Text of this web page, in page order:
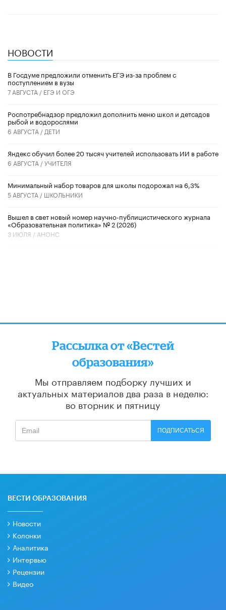
НОВОСТИ
В Госдуме предложили отменить ЕГЭ из-за проблем с
поступлением в вузы
7 АВГУСТА / ЕГЭ И ОГЭ
Роспотребнадзор предложил дополнить меню школ и детсадов
рыбой и водорослями
6 АВГУСТА / ДЕТИ
​Яндекс обучил более 20 тысяч учителей использовать ИИ в работе
6 АВГУСТА /УЧИТЕЛЯ
Минимальный набор товаров для школы подорожал на 6,3%
5 АВГУСТА / ШКОЛЬНИКИ
Вышел в свет новый номер научно-публицистического журнала
«Образовательная политика» № 2 (2026)
3 ИЮЛЯ / АНОНС
Рассылка от «Вестей
образования»
Мы отправляем подборку лучших и
актуальных материалов два раза в неделю:
во вторник и пятницу
ПОДПИСАТЬСЯ
ВЕСТИ ОБРАЗОВАНИЯ
Новости
Колонки
Аналитика
Интервью
Рецензии
Видео